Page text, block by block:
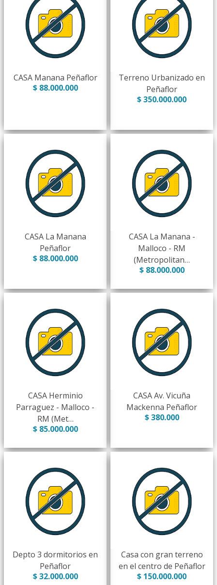
CASA Manana Peñaflor
$ 88.000.000
Terreno Urbanizado en
Peñaflor
$ 350.000.000
CASA La Manana
Peñaflor
$ 88.000.000
CASA La Manana -
Malloco - RM
(Metropolitan…
$ 88.000.000
CASA Herminio
Parraguez - Malloco -
RM (Met…
$ 85.000.000
CASA Av. Vicuña
Mackenna Peñaflor
$ 380.000
Depto 3 dormitorios en
Peñaflor
$ 32.000.000
Casa con gran terreno
en el centro de Peñaflor
$ 150.000.000